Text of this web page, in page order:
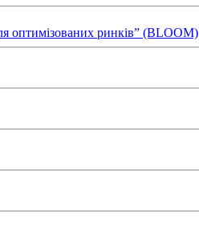
оптимізованих ринків” (BLOOM)